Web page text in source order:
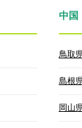
中国
鳥取
島根
岡山